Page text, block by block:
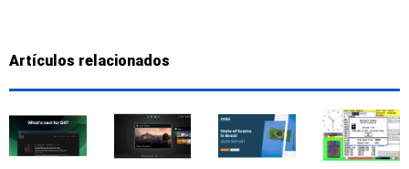
Artículos relacionados